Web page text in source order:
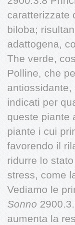
caratterizzate
biloba;
adattogena,
The verde,
Polline, che
indicati per
queste piante
piante i cui
favorendo il
ridurre lo
stress, come
Vediamo le
Sonno
aumenta la